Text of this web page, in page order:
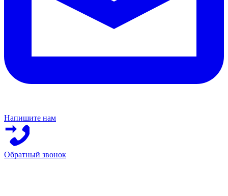
Напишите нам
Обратный звонок